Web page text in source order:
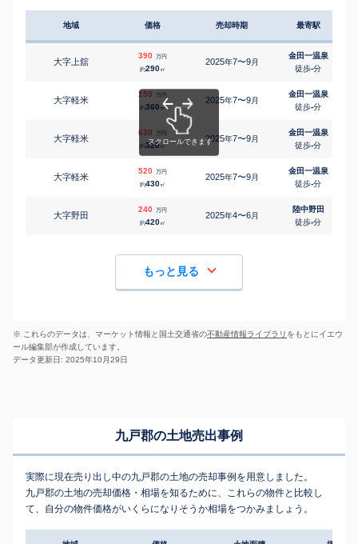
地域 価格 売却時期 最寄駅
大字上舘
390 万円
約290㎡
2025年7〜9月
金田一温泉
徒歩-分
大字軽米
150 万円
約360 ㎡
2025年7〜9月
金田一温泉
徒歩-分
大字軽米
630 万円
約320㎡
2025年7〜9月
金田一温泉
徒歩-分
大字軽米
520 万円
約430㎡
2025年7〜9月
金田一温泉
徒歩-分
大字野田
240 万円
約420㎡
2025年4〜6月
陸中野田
徒歩-分
もっと見る
※ これらのデータは、マーケット情報と国土交通省の不動産情報ライブラリ をもとにイエウ
ール編集部が作成しています。
データ更新日: 2025年10月29日
九戸郡の土地売出事例
実際に現在売り出し中の九戸郡の土地の売却事例を用意しました。
九戸郡の土地の売却価格・相場を知るために、これらの物件と比較し
て、自分の物件価格がいくらになりそうか相場をつかみましょう。